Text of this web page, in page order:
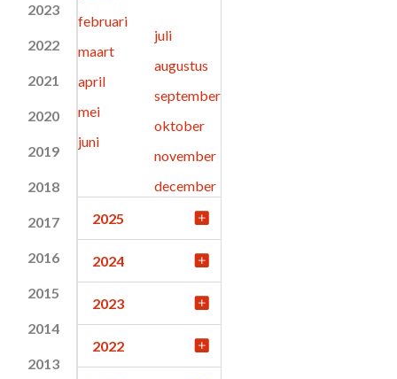
2023
2022
2021
2020
2019
2018
2017
2016
2015
2014
2013
februari
maart
april
mei
juni
juli
augustus
september
oktober
november
december
2025
2024
2023
2022